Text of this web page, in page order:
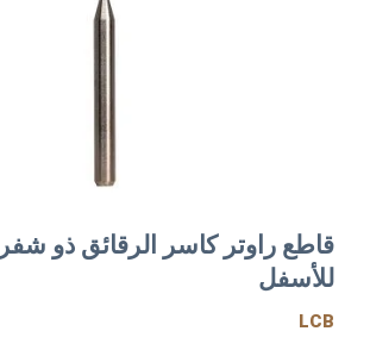
قاطع راوتر كاسر الرقائق ذو
للأسفل
LCB